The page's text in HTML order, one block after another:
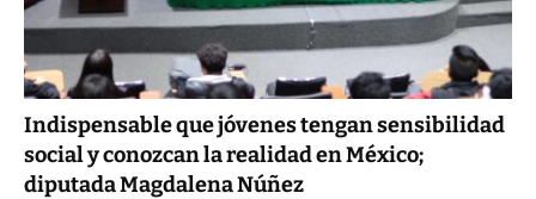
Indispensable que jóvenes tengan sensibilidad
social y conozcan la realidad en México;
diputada Magdalena Núñez